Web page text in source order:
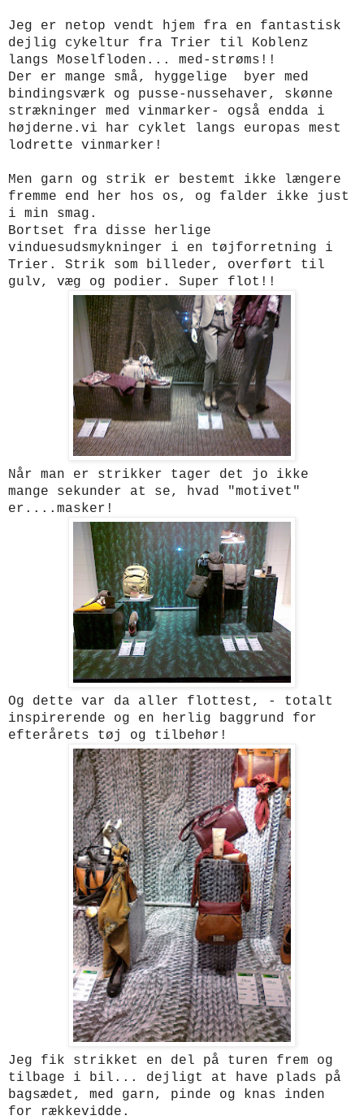
Jeg er netop vendt hjem fra en fantastisk
dejlig cykeltur fra Trier til Koblenz
langs Moselfloden... med-strøms!!
Der er mange små, hyggelige byer med
bindingsværk og pusse-nussehaver, skønne
strækninger med vinmarker- også endda i
højderne.vi har cyklet langs europas mest
lodrette vinmarker!
Men garn og strik er bestemt ikke længere
fremme end her hos os, og falder ikke just
i min smag.
Bortset fra disse herlige
vinduesudsmykninger i en tøjforretning i
Trier. Strik som billeder, overført til
gulv, væg og podier. Super flot!!
Når man er strikker tager det jo ikke
mange sekunder at se, hvad "motivet"
er....masker!
Og dette var da aller flottest, - totalt
inspirerende og en herlig baggrund for
efterårets tøj og tilbehør!
Jeg fik strikket en del på turen frem og
tilbage i bil... dejligt at have plads på
bagsædet, med garn, pinde og knas inden
for rækkevidde.